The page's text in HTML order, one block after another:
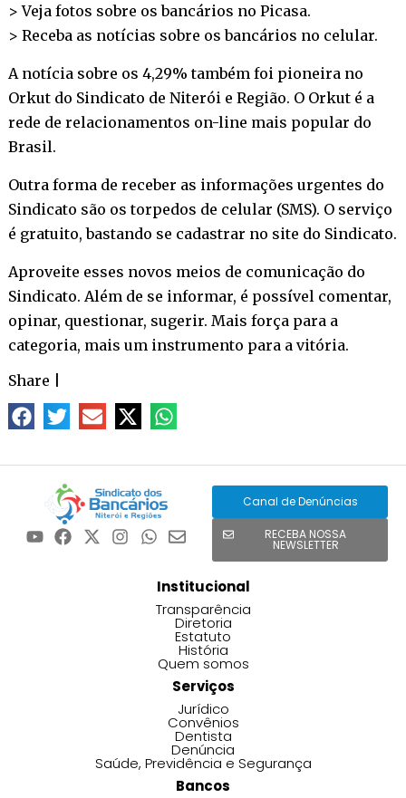
> Veja fotos sobre os bancários no Picasa.
> Receba as notícias sobre os bancários no celular.
A notícia sobre os 4,29% também foi pioneira no
Orkut do Sindicato de Niterói e Região. O Orkut é a
rede de relacionamentos on-line mais popular do
Brasil.
Outra forma de receber as informações urgentes do
Sindicato são os torpedos de celular (SMS). O serviço
é gratuito, bastando se cadastrar no site do Sindicato.
Aproveite esses novos meios de comunicação do
Sindicato. Além de se informar, é possível comentar,
opinar, questionar, sugerir. Mais força para a
categoria, mais um instrumento para a vitória.
Share
Canal de Denúncias
RECEBA NOSSA
NEWSLETTER
Institucional
Transparência
Diretoria
Estatuto
História
Quem somos
Serviços
Jurídico
Convênios
Dentista
Denúncia
Saúde, Previdência e Segurança
Bancos